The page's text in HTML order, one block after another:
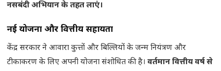
नसबंदी अभियान के तहत लाएं।
नई योजना और वित्तीय सहायता
केंद्र सरकार ने आवारा कुत्तों और बिल्लियों के जन्म नियंत्रण और
टीकाकरण के लिए अपनी योजना संशोधित की है। वर्तमान वित्तीय वर्ष से